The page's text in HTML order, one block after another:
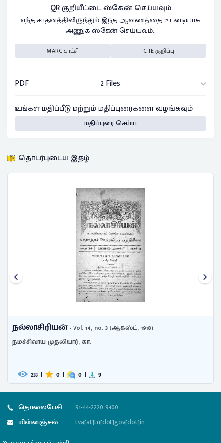
QR குறியீட்டை ஸ்கேன் செய்யவும்
எந்த சாதனத்திலிருந்தும் இந்த ஆவணத்தை உடனடியாக
அணுக ஸ்கேன் செய்யவும்..
MARC காட்சி CITE குறிப்பு
PDF
2 Files
உங்கள் மதிப்பீடு மற்றும் மதிப்புரைகளை வழங்கவும்
மதிப்புரை செய்ய
தொடர்புடைய இதழ்
நல்லாசிரியன்- Vol. 14, no. 3 (ஆகஸ்ட், 1918)
நமச்சிவாய முதலியார், கா.
233 | 0 | 0 | 9
தொலைபேசி : 91-44-2220 9400
மின்னஞ்சல்
: tva[at]tn[dot]gov[dot]in